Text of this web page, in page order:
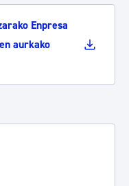
Enpresa
aurkako